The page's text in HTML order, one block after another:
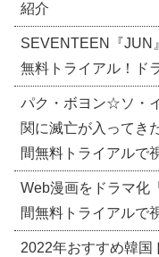
紹介
SEVENTEEN『JUN
無料トライアル！ド
パク・ボヨン☆ソ・
関に滅亡が入ってき
間無料トライアルで
Web漫画をドラマ化
間無料トライアルで
2022年おすすめ韓国